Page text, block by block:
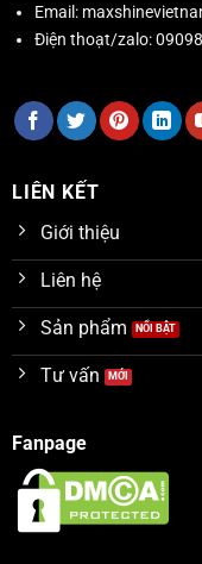
Email:
Điện thoạt/zalo:
LIÊN KẾT
Giới thiệu
Liên hệ
Sản phẩm
Tư vấn
Fanpage